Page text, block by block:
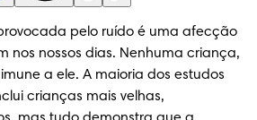
pelo ruído é uma afecção
nos nossos dias. Nenhuma criança,
a ele. A maioria dos estudos
crianças mais velhas,